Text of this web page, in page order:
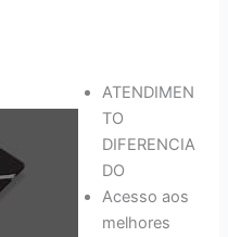
ATENDIMEN
TO
DIFERENCIA
DO
Acesso aos
melhores